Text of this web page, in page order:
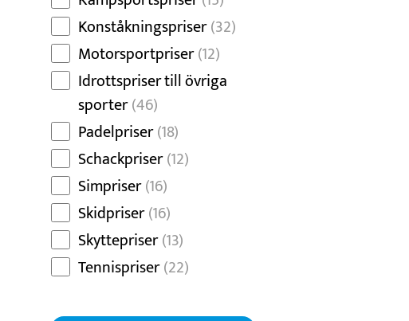
Konståkningspriser(32)
Motorsportpriser(12)
Idrottspriser till övriga
sporter(46)
Padelpriser(18)
Schackpriser(12)
Simpriser(16)
Skidpriser(16)
Skyttepriser(13)
Tennispriser(22)